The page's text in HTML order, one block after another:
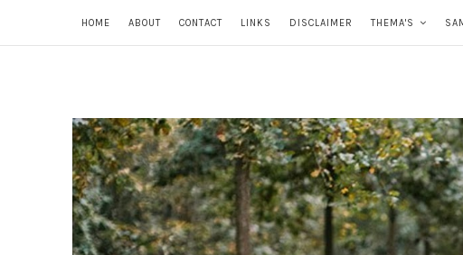
HOME ABOUT CONTACT LINKS DISCLAIMER THEMA'S